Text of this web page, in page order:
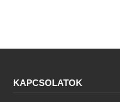
KAPCSOLATOK